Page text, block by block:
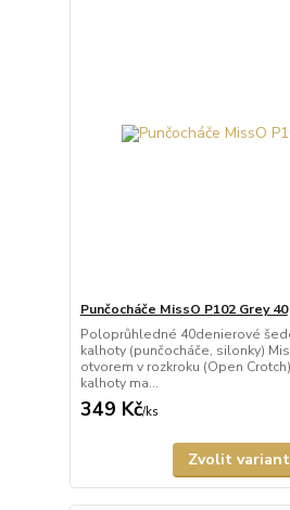
Punčocháče MissO P102 Grey 40
Poloprůhledné 40denierové
kalhoty (punčocháče, silonky)
otvorem v rozkroku (Open
kalhoty ma...
349 Kč/ks
Zvolit